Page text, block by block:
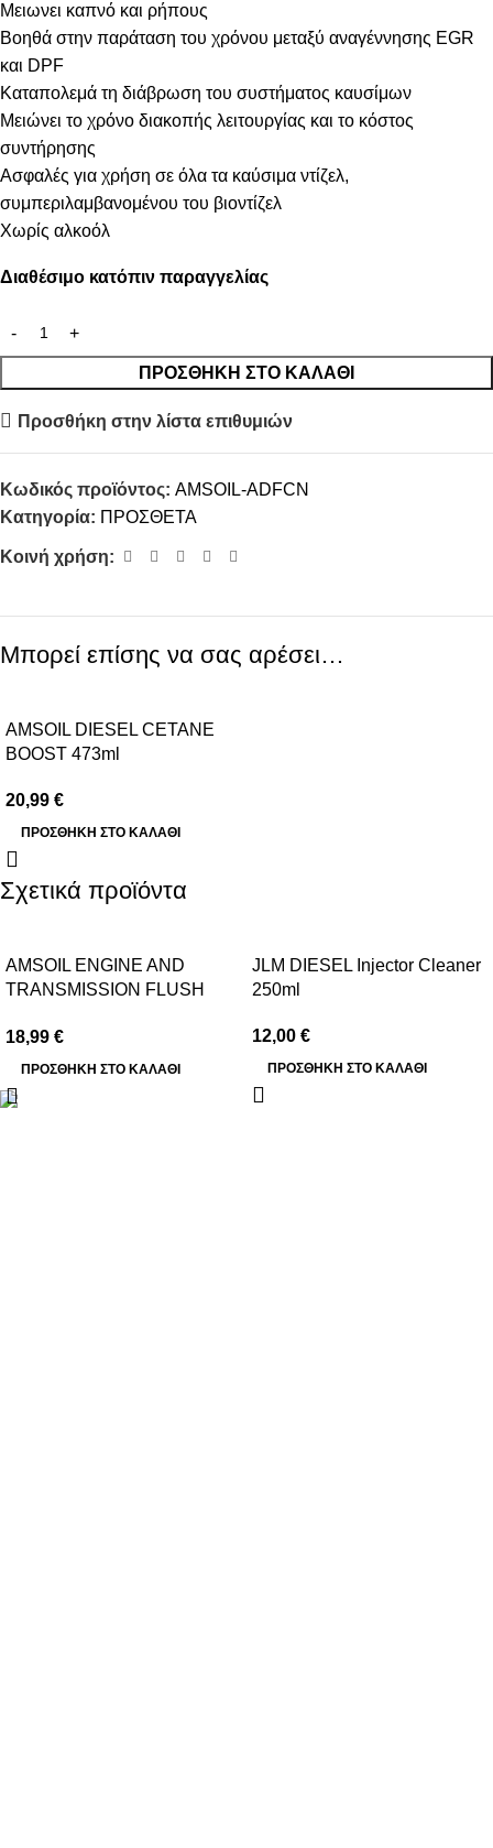
Μειωνει καπνό και ρήπους
Βοηθά στην παράταση του χρόνου μεταξύ αναγέννησης EGR
και DPF
Καταπολεμά τη διάβρωση του συστήματος καυσίμων
Μειώνει το χρόνο διακοπής λειτουργίας και το κόστος
συντήρησης
Ασφαλές για χρήση σε όλα τα καύσιμα ντίζελ,
συμπεριλαμβανομένου του βιοντίζελ
Χωρίς αλκοόλ
Διαθέσιμο κατόπιν παραγγελίας
ΠΡΟΣΘΉΚΗ ΣΤΟ ΚΑΛΆΘΙ
Προσθήκη στην λίστα επιθυμιών
Κωδικός προϊόντος: AMSOIL-ADFCN
Κατηγορία: ΠΡΟΣΘΕΤΑ
Κοινή χρήση:
Μπορεί επίσης να σας αρέσει…
AMSOIL DIESEL CETANE
BOOST 473ml
20,99 €
ΠΡΟΣΘΉΚΗ ΣΤΟ ΚΑΛΆΘΙ
Σχετικά προϊόντα
AMSOIL ENGINE AND
TRANSMISSION FLUSH
18,99 €
ΠΡΟΣΘΉΚΗ ΣΤΟ ΚΑΛΆΘΙ
JLM DIESEL Injector Cleaner
250ml
12,00 €
ΠΡΟΣΘΉΚΗ ΣΤΟ ΚΑΛΆΘΙ